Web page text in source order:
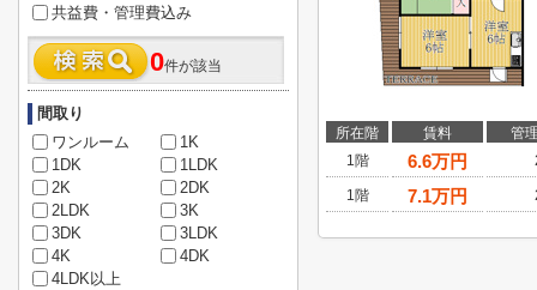
所在階 賃料
管
1階
6.6万円
1階 7.1万円
共益費・管理費込み
0件が該当
間取り
ワンルーム
1K
1DK
1LDK
2K
2DK
2LDK
3K
3DK
3LDK
4K
4DK
4LDK以上